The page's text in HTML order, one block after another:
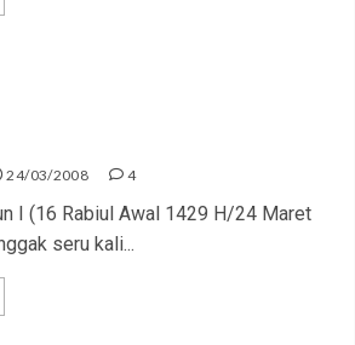
24/03/2008 4
I (16 Rabiul Awal 1429 H/24 Maret
seru kali...